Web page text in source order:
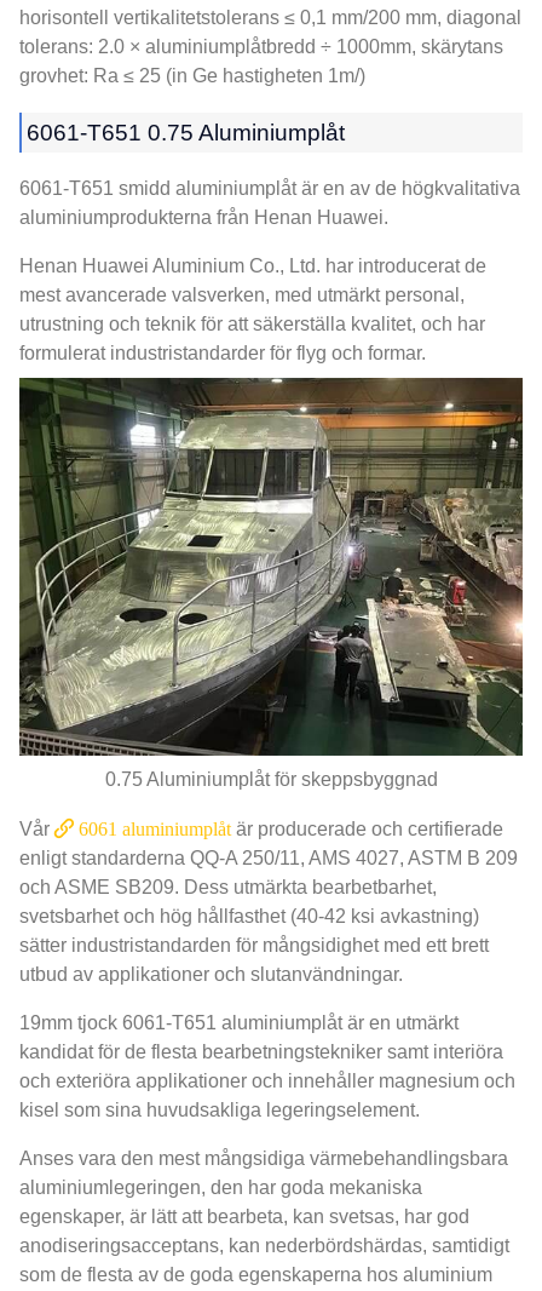
horisontell vertikalitetstolerans ≤ 0,1 mm/200 mm, diagonal
tolerans: 2.0 × aluminiumplåtbredd ÷ 1000mm, skärytans
grovhet: Ra ≤ 25 (in Ge hastigheten 1m/)
6061-T651 0.75 Aluminiumplåt
6061-T651 smidd aluminiumplåt är en av de högkvalitativa
aluminiumprodukterna från Henan Huawei.
Henan Huawei Aluminium Co., Ltd. har introducerat de
mest avancerade valsverken, med utmärkt personal,
utrustning och teknik för att säkerställa kvalitet, och har
formulerat industristandarder för flyg och formar.
0.75 Aluminiumplåt för skeppsbyggnad
Vår 6061 aluminiumplåt är producerade och certifierade
enligt standarderna QQ-A 250/11, AMS 4027, ASTM B 209
och ASME SB209. Dess utmärkta bearbetbarhet,
svetsbarhet och hög hållfasthet (40-42 ksi avkastning)
sätter industristandarden för mångsidighet med ett brett
utbud av applikationer och slutanvändningar.
19mm tjock 6061-T651 aluminiumplåt är en utmärkt
kandidat för de flesta bearbetningstekniker samt interiöra
och exteriöra applikationer och innehåller magnesium och
kisel som sina huvudsakliga legeringselement.
Anses vara den mest mångsidiga värmebehandlingsbara
aluminiumlegeringen, den har goda mekaniska
egenskaper, är lätt att bearbeta, kan svetsas, har god
anodiseringsacceptans, kan nederbördshärdas, samtidigt
som de flesta av de goda egenskaperna hos aluminium